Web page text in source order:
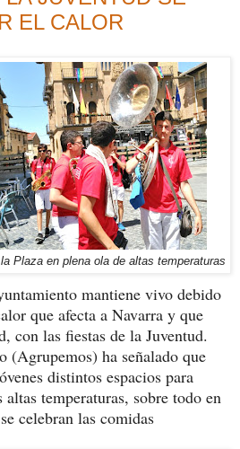
EL CALOR
Plaza en plena ola de altas temperaturas
mantiene vivo debido
que afecta a Navarra y que
con las fiestas de la Juventud.
(Agrupemos) ha señalado que
distintos espacios para
temperaturas, sobre todo en
celebran las comidas